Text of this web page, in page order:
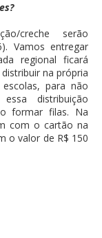
creche serão
Vamos entregar
regional ficará
na própria
para não
distribuição
formar filas. Na
com o cartão na
o valor de R$ 150